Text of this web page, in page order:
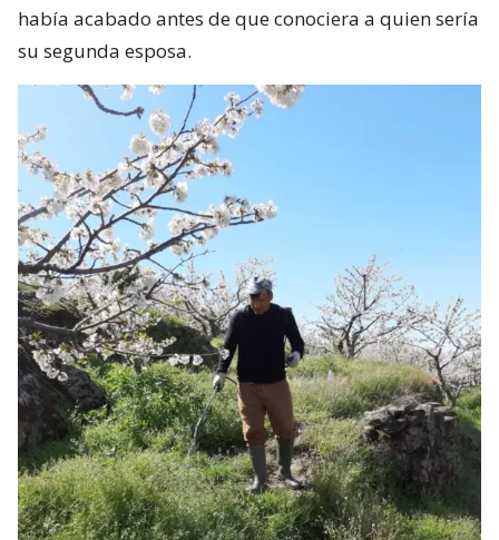
había acabado antes de que conociera a quien sería
su segunda esposa.